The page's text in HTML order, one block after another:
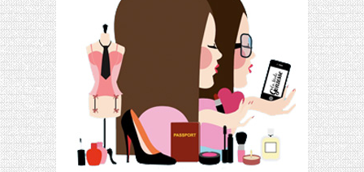
[VIDÉO] UNBOXING : LES MY LITTLE &
BIOTYFULL BOX DU MOIS DE MAI 2024 FEAT.
AKILA
[VIDÉO] LA SÉLECTION DU MOIS #AVRIL2024
[VIDÉO] QUITOQUE #10 : MEAL PREP &
CONVIVIALITÉ
[VIDÉO] UNBOXING : LES MY LITTLE &
BIOTYFULL BOX DU MOIS D’AVRIL 2024
FEAT. AKILA
[VIDÉO] OBJECTIF POIDS SANTÉ #67 : L’AVIS